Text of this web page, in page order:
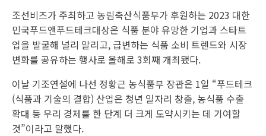
조선비즈가 주최하고 농림축산식품부가 후원하는 2023 대한
민국푸드앤푸드테크대상은 식품 분야 유망한 기업과 스타트
업을 발굴해 널리 알리고, 급변하는 식품 소비 트렌드와 시장
변화를 공유하는 행사로 올해로 3회째 개최됐다.
이날 기조연설에 나선 정황근 농식품부 장관은 1일 “푸드테크
(식품과 기술의 결합) 산업은 청년 일자리 창출, 농식품 수출
확대 등 우리 경제를 한 단계 더 크게 도약시키는 데 기여할
것”이라고 말했다.